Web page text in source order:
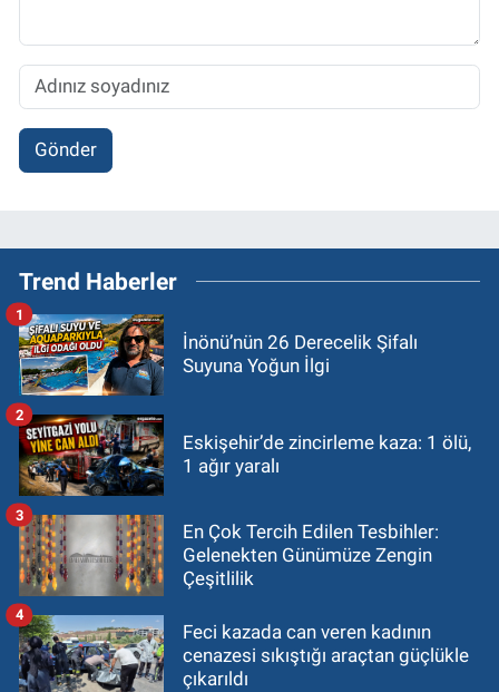
Gönder
Trend Haberler
İnönü’nün 26 Derecelik Şifalı
Suyuna Yoğun İlgi
1
Eskişehir’de zincirleme kaza: 1 ölü,
1 ağır yaralı
2
En Çok Tercih Edilen Tesbihler:
Gelenekten Günümüze Zengin
Çeşitlilik
3
Feci kazada can veren kadının
cenazesi sıkıştığı araçtan güçlükle
çıkarıldı
4